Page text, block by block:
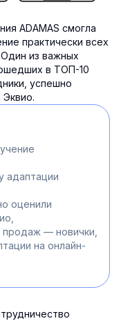
ADAMAS смогла
практически всех
из важных
в ТОП-10
успешно
адаптации
оценили
продаж — новички,
на онлайн-